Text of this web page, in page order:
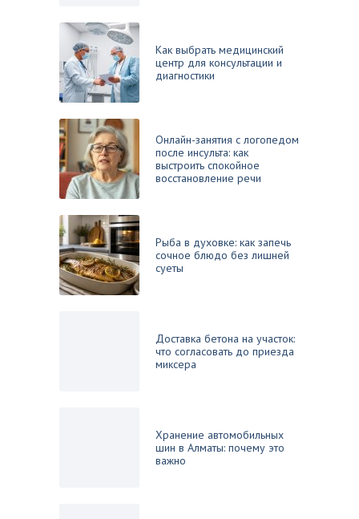
Как выбрать медицинский
центр для консультации и
диагностики
Онлайн-занятия с логопедом
после инсульта: как
выстроить спокойное
восстановление речи
Рыба в духовке: как запечь
сочное блюдо без лишней
суеты
Доставка бетона на участок:
что согласовать до приезда
миксера
Хранение автомобильных
шин в Алматы: почему это
важно